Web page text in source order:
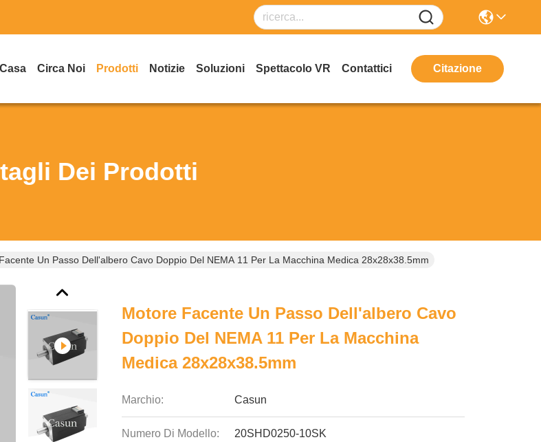
Casa Circa Noi Prodotti Notizie Soluzioni Spettacolo VR Contattici Citazione
Dei Prodotti
Un Passo Dell'albero Cavo Doppio Del NEMA 11 Per La Macchina Medica 28x28x38.5mm
Motore Facente Un Passo Dell'albero Cavo
Doppio Del NEMA 11 Per La Macchina
Medica 28x28x38.5mm
Marchio: Casun
Numero Di Modello: 20SHD0250-10SK